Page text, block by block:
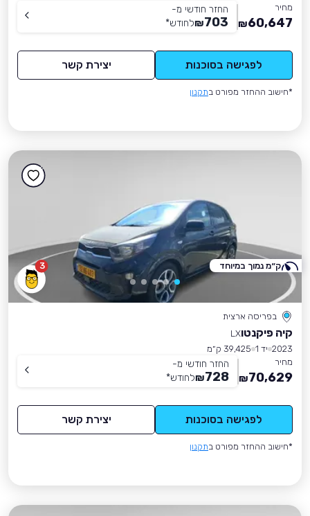
מחיר
60,647
₪
החזר חודשי מ-
703
₪לחודש*
לפגישה בסוכנות יצירת קשר
*חישוב ההחזר מפורט בתקנון
3
בפריסה ארצית
קיה פיקנטוLX
2023 יד 1
39,425 ק״מ
מחיר
70,629
₪
החזר חודשי מ-
728
₪לחודש*
לפגישה בסוכנות יצירת קשר
*חישוב ההחזר מפורט בתקנון
ק״מ נמוך במיוחד